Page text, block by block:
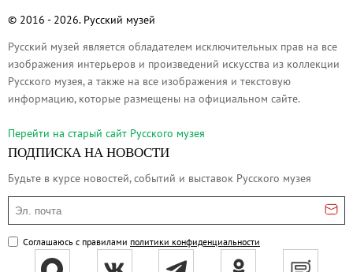
Высказать мнение / Сообщить о проблеме
Экскурсии
Лекции и абонементы
Лекторий
Абонементы
Программы и мероприятия
Для СМИ
О Музее
© 2016 - 2026. Русский музей
Русский музей является обладателем исключительных прав на все
изображения интерьеров и произведений искусства из коллекции
Русского музея, а также на все изображения и текстовую
информацию, которые размещены на официальном сайте.
Перейти на cтарый сайт Русского музея
ПОДПИСКА НА НОВОСТИ
Будьте в курсе новостей, событий и выставок Русского музея
Эл. почта
Соглашаюсь с правилами политики конфиденциальности